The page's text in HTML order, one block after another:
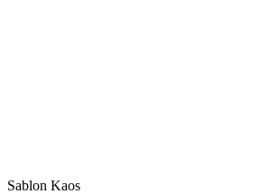
Sablon Kaos